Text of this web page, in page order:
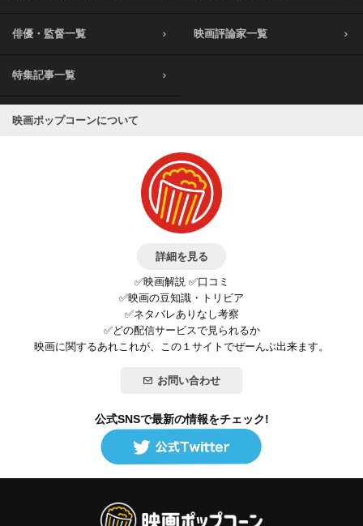
俳優・監督一覧 映画評論家一覧
特集記事一覧
映画ポップコーンについて
詳細を見る
✅映画解説 ✅口コミ
✅映画の豆知識・トリビア
✅ネタバレありなし考察
✅どの配信サービスで見られるか
映画に関するあれこれが、この１サイトでぜーんぶ出来ます。
お問い合わせ
公式SNSで最新の情報をチェック!